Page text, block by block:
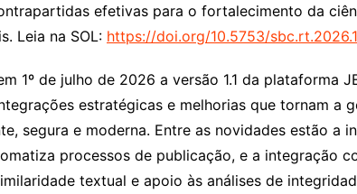
efetivas para o fortalecimento da
Leia na SOL: https://doi.org/10.5753/
1º de julho de 2026 a versão 1.1 da plataforma
estratégicas e melhorias que tornam a
segura e moderna. Entre as novidades estão a
processos de publicação, e a integração
textual e apoio às análises de